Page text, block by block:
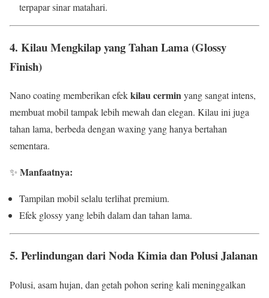
terpapar sinar matahari.
4. Kilau Mengkilap yang Tahan Lama (Glossy
Finish)
Nano coating memberikan efekkilau cerminyang sangat intens,
membuat mobil tampak lebih mewah dan elegan. Kilau ini juga
tahan lama, berbeda dengan waxing yang hanya bertahan
sementara.
✨ Manfaatnya:
Tampilan mobil selalu terlihat premium.
Efek glossy yang lebih dalam dan tahan lama.
5. Perlindungan dari Noda Kimia dan Polusi Jalanan
Polusi, asam hujan, dan getah pohon sering kali meninggalkan